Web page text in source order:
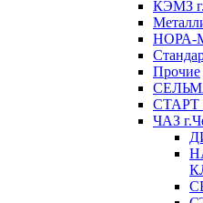
КЭМЗ
НОРА-
Прочие
СТАРТ
ЧАЗ